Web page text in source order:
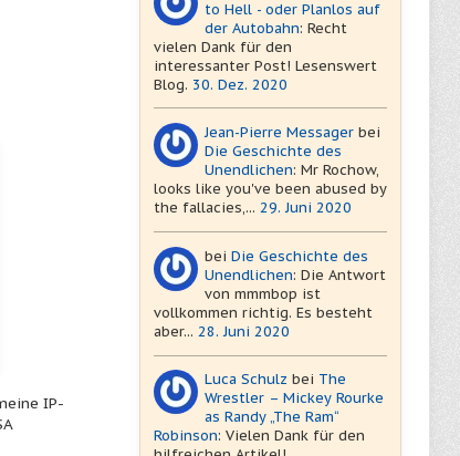
IP-
to Hell - oder Planlos auf
der Autobahn: Recht
vielen Dank für den
interessanter Post! Lesenswert
Blog. 30. Dez. 2020
Jean-Pierre Messager bei
Die Geschichte des
Unendlichen: Mr Rochow,
looks like you've been abused by
the fallacies,... 29. Juni 2020
beiDie Geschichte des
Unendlichen: Die Antwort
von mmmbop ist
vollkommen richtig. Es besteht
aber... 28. Juni 2020
Luca Schulz bei The
Wrestler – Mickey Rourke
as Randy „The Ram“
Robinson: Vielen Dank für den